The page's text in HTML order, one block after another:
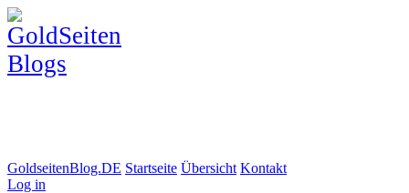
GoldseitenBlog.DE Startseite Übersicht Kontakt
Log in